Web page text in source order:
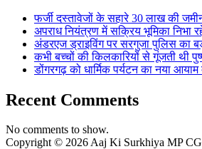
फर्जी दस्तावेजों के सहारे 30 लाख की
अपराध नियंत्रण में सक्रिय भूमिका
अंडरएज ड्राइविंग पर सरगुजा पुलिस
कभी बच्चों की किलकारियों से गूंजती थी
डोंगरगढ़ को धार्मिक पर्यटन का नया
Recent Comments
No comments to show.
Copyright © 2026 Aaj Ki Surkhiya MP